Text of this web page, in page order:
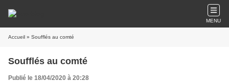
MENU
Accueil » Soufflés au comté
Soufflés au comté
Publié le 18/04/2020 à 20:28